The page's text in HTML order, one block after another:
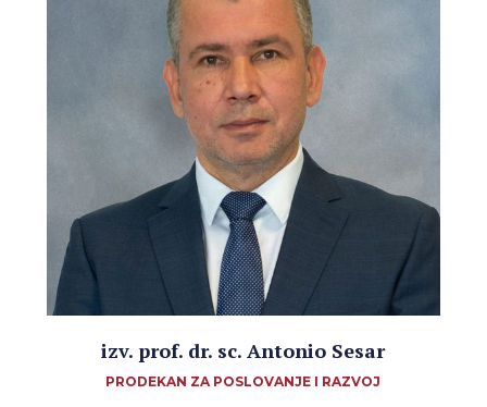
izv. prof. dr. sc. Antonio Sesar
PRODEKAN ZA POSLOVANJE I RAZVOJ